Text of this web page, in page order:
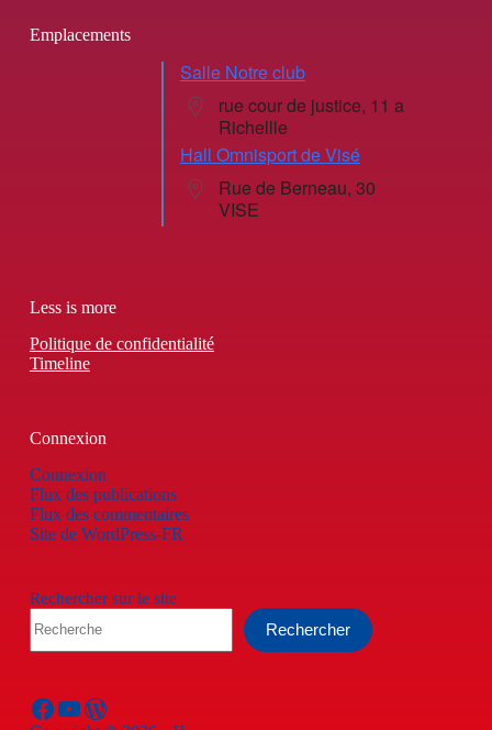
Emplacements
Salle Notre club
rue cour de justice, 11 a
Richellle
Hall Omnisport de Visé
Rue de Berneau, 30
VISE
Less is more
Politique de confidentialité
Timeline
Connexion
Connexion
Flux des publications
Flux des commentaires
Site de WordPress-FR
Rechercher sur le site
Rechercher
Facebook
YouTube
WordPress